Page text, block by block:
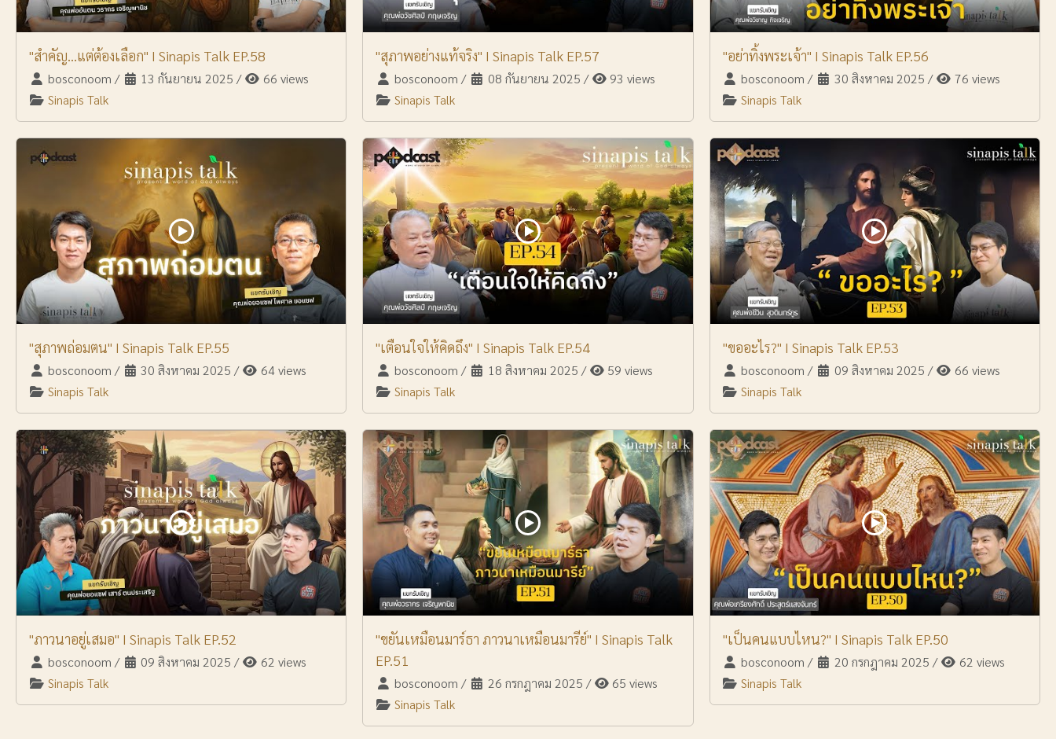
"สำคัญ...แต่ต้องเลือก" I Sinapis Talk EP.58
bosconoom / 13 กันยายน 2025 /
66 views
Sinapis Talk
"สุภาพอย่างแท้จริง" I Sinapis Talk EP.57
bosconoom / 08 กันยายน 2025 /
93 views
Sinapis Talk
"อย่าทิ้งพระเจ้า" I Sinapis Talk EP.56
bosconoom / 30 สิงหาคม 2025 /
76 views
Sinapis Talk
"สุภาพถ่อมตน" I Sinapis Talk EP.55
bosconoom / 30 สิงหาคม 2025 /
64 views
Sinapis Talk
"เตือนใจให้คิดถึง" I Sinapis Talk EP.54
bosconoom / 18 สิงหาคม 2025 /
59 views
Sinapis Talk
"ขออะไร?" I Sinapis Talk EP.53
bosconoom / 09 สิงหาคม 2025 /
66 views
Sinapis Talk
"ภาวนาอยู่เสมอ" I Sinapis Talk EP.52
bosconoom / 09 สิงหาคม 2025 /
62 views
Sinapis Talk
"ขยันเหมือนมาร์ธา ภาวนาเหมือนมารีย์" I Sinapis Talk
EP.51
bosconoom / 26 กรกฎาคม 2025 /
65 views
Sinapis Talk
"เป็นคนแบบไหน?" I Sinapis Talk EP.50
bosconoom / 20 กรกฎาคม 2025 /
62 views
Sinapis Talk